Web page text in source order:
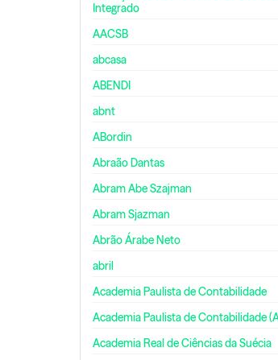
Integrado
AACSB
abcasa
ABENDI
abnt
ABordin
Abraão Dantas
Abram Abe Szajman
Abram Sjazman
Abrão Árabe Neto
abril
Academia Paulista de Contabilidade
Academia Paulista de Contabilidade
Academia Real de Ciências da Suécia